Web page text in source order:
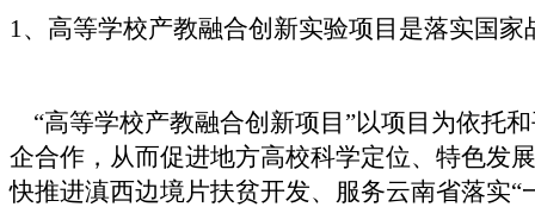
1、高等学校产教融合创新实验项目是落实国
“高等学校产教融合创新项目”以项目为依托
企合作，从而促进地方高校科学定位、特色发
快推进滇西边境片扶贫开发、服务云南省落实